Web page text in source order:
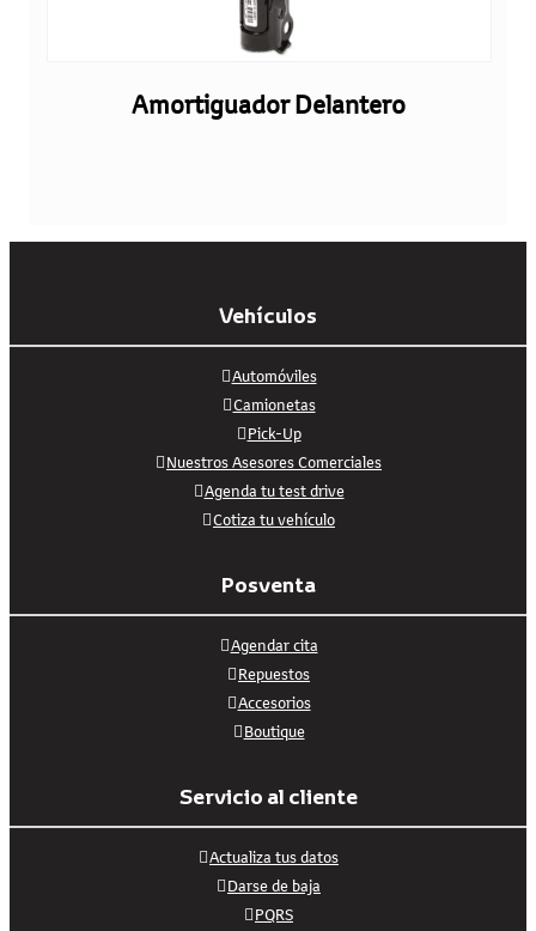
Amortiguador Delantero
Vehículos
Automóviles
Camionetas
Pick-Up
Nuestros Asesores Comerciales
Agenda tu test drive
Cotiza tu vehículo
Posventa
Agendar cita
Repuestos
Accesorios
Boutique
Servicio al cliente
Actualiza tus datos
Darse de baja
PQRS